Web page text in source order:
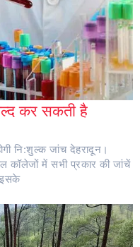
कर सकती है
नि:शुल्क जांच देहरादून।
कॉलेजों में सभी प्रकार की जांचें
इसके